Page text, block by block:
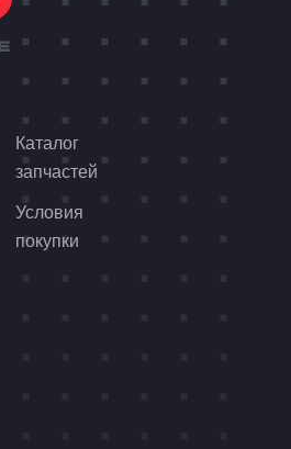
Каталог
запчастей
Условия
покупки